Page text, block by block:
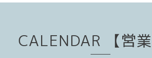
CALENDAR 【営